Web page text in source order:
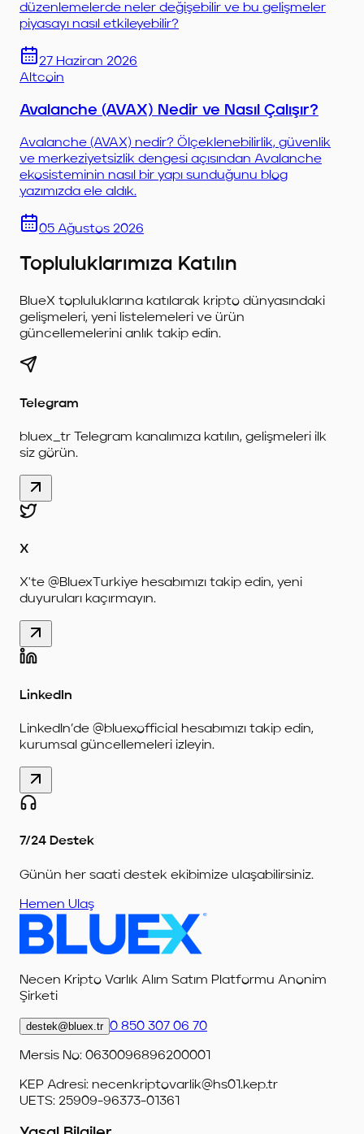
düzenlemelerde neler değişebilir ve bu gelişmeler
piyasayı nasıl etkileyebilir?
27 Haziran 2026
Altcoin
Avalanche (AVAX) Nedir ve Nasıl Çalışır?
Avalanche (AVAX) nedir? Ölçeklenebilirlik, güvenlik
ve merkeziyetsizlik dengesi açısından Avalanche
ekosisteminin nasıl bir yapı sunduğunu blog
yazımızda ele aldık.
05 Ağustos 2026
Topluluklarımıza Katılın
BlueX topluluklarına katılarak kripto dünyasındaki
gelişmeleri, yeni listelemeleri ve ürün
güncellemelerini anlık takip edin.
Telegram
bluex_tr Telegram kanalımıza katılın, gelişmeleri ilk
siz görün.
X
X'te @BluexTurkiye hesabımızı takip edin, yeni
duyuruları kaçırmayın.
LinkedIn
LinkedIn’de @bluexofficial hesabımızı takip edin,
kurumsal güncellemeleri izleyin.
7/24 Destek
Günün her saati destek ekibimize ulaşabilirsiniz.
Hemen Ulaş
Necen Kripto Varlık Alım Satım Platformu Anonim
Şirketi
destek@bluex.tr 0 850 307 06 70
Mersis No: 0630096896200001
KEP Adresi: necenkriptovarlik@hs01.kep.tr
UETS: 25909-96373-01361